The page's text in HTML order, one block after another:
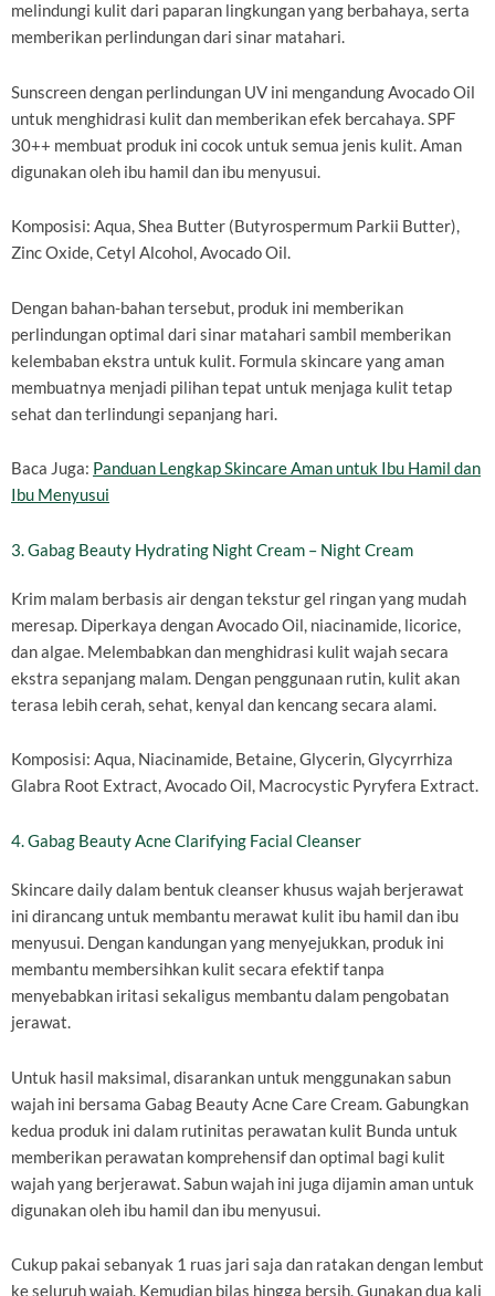
melindungi kulit dari paparan lingkungan yang berbahaya, serta
memberikan perlindungan dari sinar matahari.
Sunscreen dengan perlindungan UV ini mengandung Avocado Oil
untuk menghidrasi kulit dan memberikan efek bercahaya. SPF
30++ membuat produk ini cocok untuk semua jenis kulit. Aman
digunakan oleh ibu hamil dan ibu menyusui.
Komposisi: Aqua, Shea Butter (Butyrospermum Parkii Butter),
Zinc Oxide, Cetyl Alcohol, Avocado Oil.
Dengan bahan-bahan tersebut, produk ini memberikan
perlindungan optimal dari sinar matahari sambil memberikan
kelembaban ekstra untuk kulit. Formula skincare yang aman
membuatnya menjadi pilihan tepat untuk menjaga kulit tetap
sehat dan terlindungi sepanjang hari.
Baca Juga: Panduan Lengkap Skincare Aman untuk Ibu Hamil dan
Ibu Menyusui
3. Gabag Beauty Hydrating Night Cream – Night Cream
Krim malam berbasis air dengan tekstur gel ringan yang mudah
meresap. Diperkaya dengan Avocado Oil, niacinamide, licorice,
dan algae. Melembabkan dan menghidrasi kulit wajah secara
ekstra sepanjang malam. Dengan penggunaan rutin, kulit akan
terasa lebih cerah, sehat, kenyal dan kencang secara alami.
Komposisi: Aqua, Niacinamide, Betaine, Glycerin, Glycyrrhiza
Glabra Root Extract, Avocado Oil, Macrocystic Pyryfera Extract.
4. Gabag Beauty Acne Clarifying Facial Cleanser
Skincare daily dalam bentuk cleanser khusus wajah berjerawat
ini dirancang untuk membantu merawat kulit ibu hamil dan ibu
menyusui. Dengan kandungan yang menyejukkan, produk ini
membantu membersihkan kulit secara efektif tanpa
menyebabkan iritasi sekaligus membantu dalam pengobatan
jerawat.
Untuk hasil maksimal, disarankan untuk menggunakan sabun
wajah ini bersama Gabag Beauty Acne Care Cream. Gabungkan
kedua produk ini dalam rutinitas perawatan kulit Bunda untuk
memberikan perawatan komprehensif dan optimal bagi kulit
wajah yang berjerawat. Sabun wajah ini juga dijamin aman untuk
digunakan oleh ibu hamil dan ibu menyusui.
Cukup pakai sebanyak 1 ruas jari saja dan ratakan dengan lembut
ke seluruh wajah. Kemudian bilas hingga bersih. Gunakan dua kali